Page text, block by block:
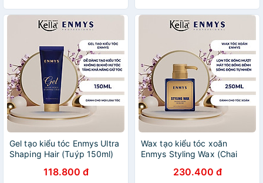
Gel tạo kiểu tóc Enmys Ultra
Shaping Hair (Tuýp 150ml)
118.800 đ
Wax tạo kiểu tóc xoăn
Enmys Styling Wax (Chai
230.400 đ